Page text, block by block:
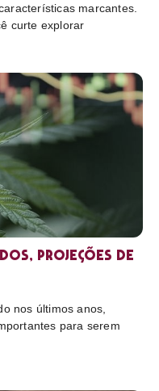
marcantes.
curte explorar
projeções de
nos últimos anos,
para serem